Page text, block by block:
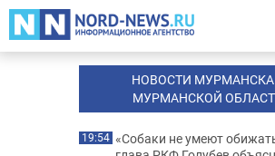
НОВОСТИ
МУРМАНСКОЙ
19:54 «Собаки не умеют